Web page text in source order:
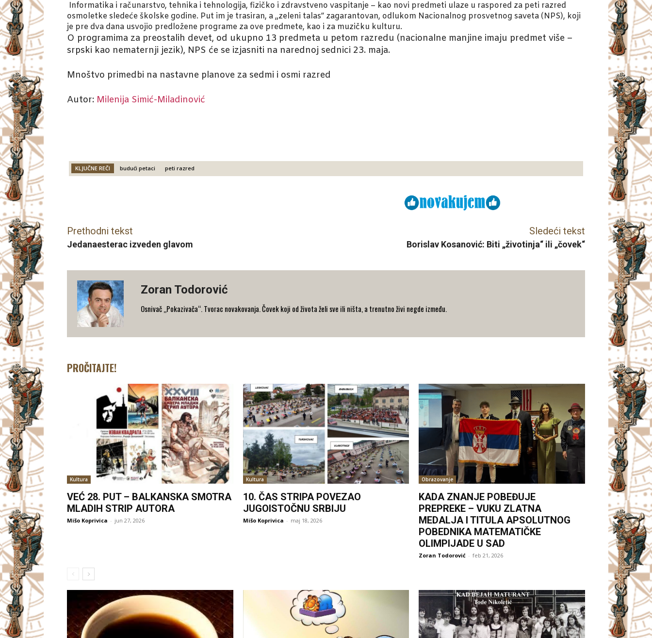
Informatika i računarstvo, tehnika i tehnologija, fizičko i zdravstveno vaspitanje – kao novi predmeti ulaze u raspored za peti razred
osmoletke sledeće školske godine. Put im je trasiran, a „zeleni talas” zagarantovan, odlukom Nacionalnog prosvetnog saveta (NPS), koji
je pre dva dana usvojio predložene programe za ove predmete, kao i za muzičku kulturu.
O programima za preostalih devet, od ukupno 13 predmeta u petom razredu (nacionalne manjine imaju predmet više –
srpski kao nematernji jezik), NPS će se izjasniti na narednoj sednici 23. maja.
Mnoštvo primedbi na nastavne planove za sedmi i osmi razred
Autor: Milenija Simić-Miladinović
KLJUČNE REČI budući petaci peti razred
Prethodni tekst
Jedanaesterac izveden glavom
Sledeći tekst
Borislav Kosanović: Biti „životinja“ ili „čovek“
Zoran Todorović
Osnivač „Pokazivača“. Tvorac novakovanja. Čovek koji od života želi sve ili ništa, a trenutno živi negde između.
PROČITAJTE!
Kultura
VEĆ 28. PUT – BALKANSKA SMOTRA
MLADIH STRIP AUTORA
Mišo Koprivica - jun 27, 2026
Kultura
10. ČAS STRIPA POVEZAO
JUGOISTOČNU SRBIJU
Mišo Koprivica - maj 18, 2026
Obrazovanje
KADA ZNANJE POBEĐUJE
PREPREKE – VUKU ZLATNA
MEDALJA I TITULA APSOLUTNOG
POBEDNIKA MATEMATIČKE
OLIMPIJADE U SAD
Zoran Todorović - feb 21, 2026